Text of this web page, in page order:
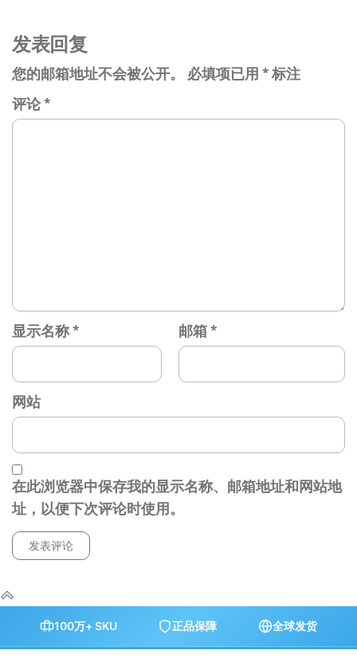
发表回复
您的邮箱地址不会被公开。 必填项已用 *标注
评论*
显示名称* 邮箱*
网站
在此浏览器中保存我的显示名称、邮箱地址和网站地
址，以便下次评论时使用。
100万+ SKU 正品保障 全球发货